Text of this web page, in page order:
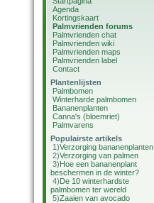
Agenda
Kortingskaart
Palmvrienden forums
Palmvrienden chat
Palmvrienden wiki
Palmvrienden maps
Palmvrienden label
Contact
Plantenlijsten
Palmbomen
Winterharde palmbomen
Bananenplanten
Canna's (bloemriet)
Palmvarens
Populairste artikels
1)Verzorging bananenplanten
2)Verzorging van palmen
3)Hoe een bananenplant
beschermen in de winter?
4)De 10 winterhardste
palmbomen ter wereld
5)Zaaien van avocado